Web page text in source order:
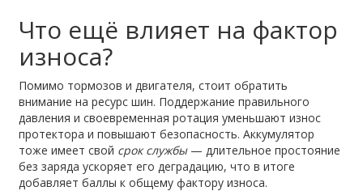
Что ещё влияет на фактор
износа?
Помимо тормозов и двигателя, стоит обратить
внимание на ресурс шин. Поддержание правильного
давления и своевременная ротация уменьшают износ
протектора и повышают безопасность. Аккумулятор
тоже имеет свой срок службы— длительное простояние
без заряда ускоряет его деградацию, что в итоге
добавляет баллы к общему фактору износа.